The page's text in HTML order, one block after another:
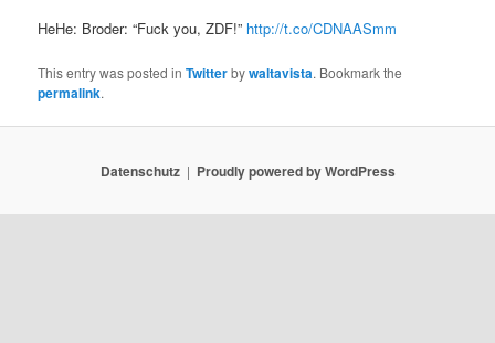
HeHe: Broder: “Fuck you, ZDF!” http://t.co/CDNAASmm
This entry was posted inTwitterbywaltavista. Bookmark the
permalink.
Datenschutz Proudly powered by WordPress